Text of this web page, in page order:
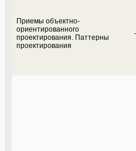
Приемы объектно-
ориентированного
проектирования. Паттерны
проектирования
-